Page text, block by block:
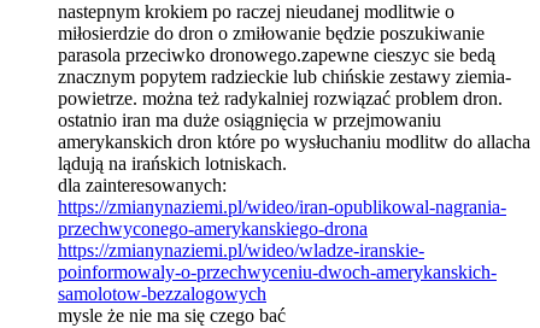
nastepnym krokiem po raczej nieudanej modlitwie o
miłosierdzie do dron o zmiłowanie będzie poszukiwanie
parasola przeciwko dronowego.zapewne cieszyc sie bedą
znacznym popytem radzieckie lub chińskie zestawy ziemia-
powietrze. można też radykalniej rozwiązać problem dron.
ostatnio iran ma duże osiągnięcia w przejmowaniu
amerykanskich dron które po wysłuchaniu modlitw do allacha
lądują na irańskich lotniskach.
dla zainteresowanych:
https://zmianynaziemi.pl/wideo/iran-opublikowal-nagrania-
przechwyconego-amerykanskiego-drona
https://zmianynaziemi.pl/wideo/wladze-iranskie-
poinformowaly-o-przechwyceniu-dwoch-amerykanskich-
samolotow-bezzalogowych
mysle że nie ma się czego bać